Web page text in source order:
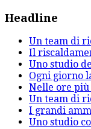
Headline
Un team di
Il
Uno studio
Ogni giorno
Nelle ore
Un team di
I grandi
Uno studio